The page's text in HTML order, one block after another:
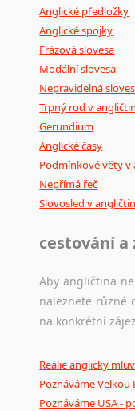
Anglické předložky
Anglické spojky
Frázová slovesa
Modální slovesa
Nepravidelná
Trpný rod v
Gerundium
Anglické časy
Podmínkové věty v
Nepřímá řeč
Slovosled v
cestování
Aby angličtina
naleznete různé
na konkrétní
Reálie anglicky
Poznáváme Velkou
Poznáváme USA -